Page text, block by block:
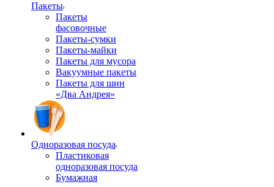
Пакеты
Пакеты
фасовочные
Пакеты-сумки
Пакеты-майки
Пакеты для мусора
Вакуумные пакеты
Пакеты для шин
«Два Андрея»
Одноразовая посуда
Пластиковая
одноразовая посуда
Бумажная